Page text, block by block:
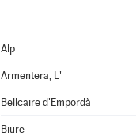
Alp
Armentera, L'
Bellcaire d'Empordà
Biure